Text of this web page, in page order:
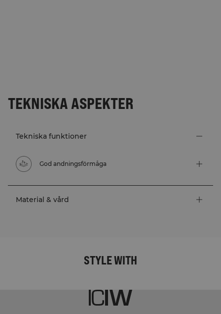
TEKNISKA ASPEKTER
Tekniska funktioner
God andningsförmåga
Material & vård
STYLE WITH